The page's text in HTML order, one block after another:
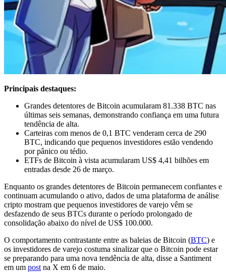
Principais destaques:
Grandes detentores de Bitcoin acumularam 81.338 BTC nas
últimas seis semanas, demonstrando confiança em uma futura
tendência de alta.
Carteiras com menos de 0,1 BTC venderam cerca de 290
BTC, indicando que pequenos investidores estão vendendo
por pânico ou tédio.
ETFs de Bitcoin à vista acumularam US$ 4,41 bilhões em
entradas desde 26 de março.
Enquanto os grandes detentores de Bitcoin permanecem confiantes e
continuam acumulando o ativo, dados de uma plataforma de análise
cripto mostram que pequenos investidores de varejo vêm se
desfazendo de seus BTCs durante o período prolongado de
consolidação abaixo do nível de US$ 100.000.
O comportamento contrastante entre as baleias de Bitcoin (BTC) e
os investidores de varejo costuma sinalizar que o Bitcoin pode estar
se preparando para uma nova tendência de alta, disse a Santiment
em um post na X em 6 de maio.